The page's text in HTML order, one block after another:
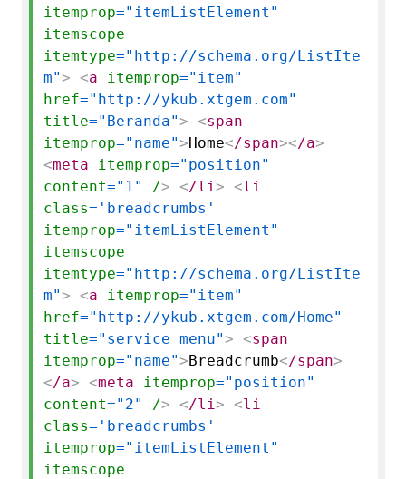
itemprop="itemListElement"
itemscope
itemtype="http://schema.org/ListIte
m"> <a itemprop="item"
href="http://ykub.xtgem.com"
title="Beranda"> <span
itemprop="name">Home</span></a>
<meta itemprop="position"
content="1" /> </li > <li
class='breadcrumbs'
itemprop="itemListElement"
itemscope
itemtype="http://schema.org/ListIte
m"> <a itemprop="item"
href="http://ykub.xtgem.com/Home"
title="service menu"> <span
itemprop="name">Breadcrumb</span>
</a> <meta itemprop="position"
content="2" /> </li > <li
class='breadcrumbs'
itemprop="itemListElement"
itemscope